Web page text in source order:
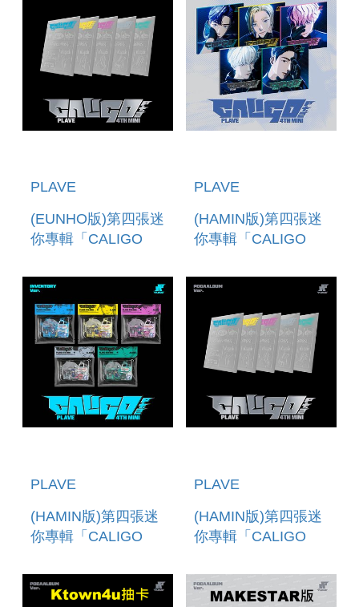
PLAVE
(EUNHO版)第四張迷
你專輯「CALIGO
VER.)」 (韓國進口
版)
PLAVE
(HAMIN版)第四張迷
你專輯「CALIGO
VER.)」(韓國進口版)
PLAVE
(HAMIN版)第四張迷
你專輯「CALIGO
VER.)」 (韓國進口
PLAVE
(HAMIN版)第四張迷
你專輯「CALIGO
VER.)」 (韓國進口
版)